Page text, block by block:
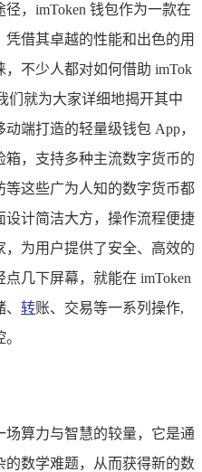
，imToken 钱包作为一款在
借其卓越的性能和出色的用
不少人都对如何借助 imTok
们就为大家详细地揭开其中
端打造的轻量级钱包 App，
，支持多种主流数字货币的
这些广为人知的数字货币都
计简洁大方，操作流程便捷
为用户提供了安全、高效的
几下屏幕，就能在 imToken
转账、交易等一系列操作,
算力与智慧的较量，它是通
数学难题，从而获得新的数